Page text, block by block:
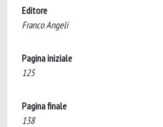
Editore
Franco Angeli
Pagina iniziale
125
Pagina finale
138